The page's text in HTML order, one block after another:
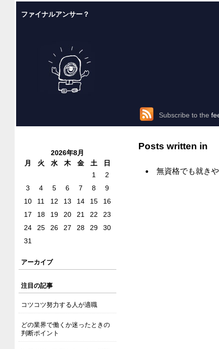
ファイナルアンサー？
Subscribe to the
2026年8月
月
火 水 木 金 土
日
1
2
3
4 5 6 7 8
9
10
11 12 13 14 15
16
17
18 19 20 21 22
23
24
25 26 27 28 29
30
31
アーカイブ
注目の記事
コツコツ努力する人が適職
どの業界で働くか迷ったときの
判断ポイント
Posts written in
無資格でも就き